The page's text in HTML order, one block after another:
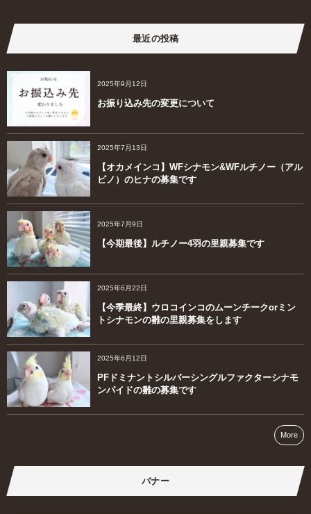
最近の投稿
2025年9月12日
お振り込み先の変更について
2025年7月13日
【オカメインコ】WFシナモン&WFルチノー（アル
ビノ）のヒナの募集です
2025年7月9日
【今期最後】ルチノー4羽の里親募集です
2025年6月22日
【今季最終】ウロコインコのムーンチークorミン
トシナモンの雛の里親募集をします
2025年6月12日
PFドミナントシルバーシングルファクターシナモ
ンパイドの雛の募集です
More
バナー